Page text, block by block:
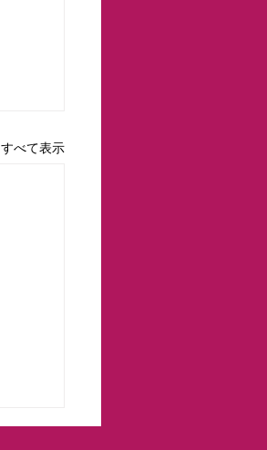
すべて表示